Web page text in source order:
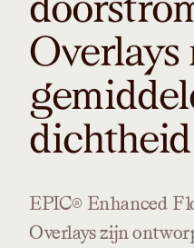
Overlays
dichtheid
EPIC® Enhanced
Overlayszijn